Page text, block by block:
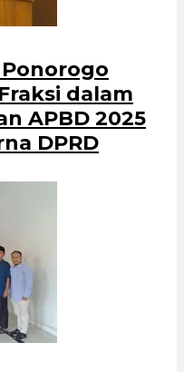
dalam
APBD 2025
DPRD